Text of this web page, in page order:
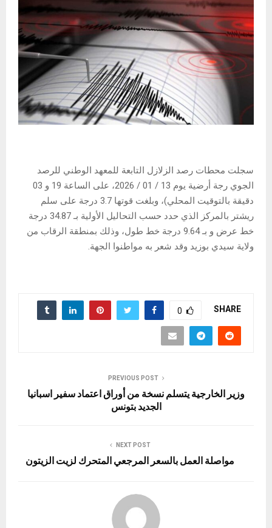
سجلت محطات رصد الزلازل التابعة للمعهد الوطني للرصد
الجوي رجة أرضية يوم 13 / 01 / 2026، على الساعة 19 و 03
دقيقة بالتوقيت المحلي)، وبلغت قوتها 3.7 درجة على سلم
ريشتر بالمركز الذي حدد حسب التحاليل الأولية بـ 34.87 درجة
خط عرض و بـ 9.64 درجة خط طول، وذلك بمنطقة الرقاب من
ولاية سيدي بوزيد وقد شعر به مواطنوا الجهة.
SHARE
0
PREVIOUS POST
وزير الخارجية يتسلم نسخة من أوراق اعتماد سفير اسبانيا
الجديد بتونس
NEXT POST
مواصلة العمل بالسعر المرجعي المتحرك لزيت الزيتون